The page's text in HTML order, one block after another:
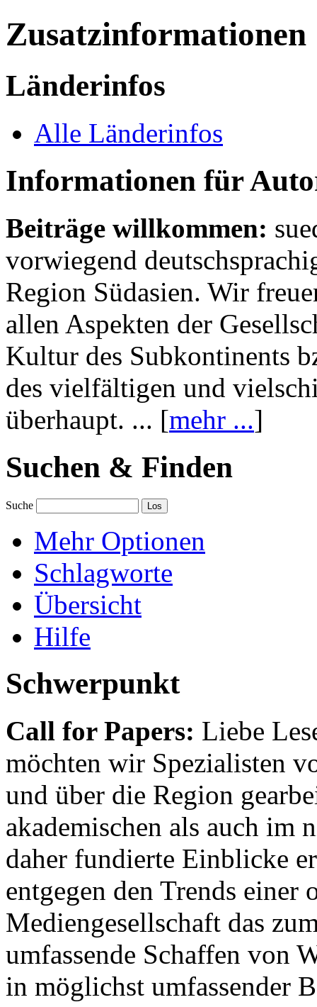
Zusatzinformationen
Länderinfos
Alle Länderinfos
Informationen für
Beiträge willkommen:
vorwiegend
Region Südasien. Wir
allen Aspekten der
Kultur des Subkontinents
des vielfältigen und
überhaupt. ... [mehr ...]
Suchen & Finden
Suche
Mehr Optionen
Schlagworte
Übersicht
Hilfe
Schwerpunkt
Call for Papers: Liebe
möchten wir Spezialisten
und über die Region
akademischen als auch im
daher fundierte Einblicke
entgegen den Trends einer
Mediengesellschaft das
umfassende Schaffen von
in möglichst umfassender